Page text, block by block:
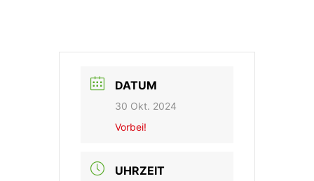
DATUM
30 Okt. 2024
Vorbei!
UHRZEIT